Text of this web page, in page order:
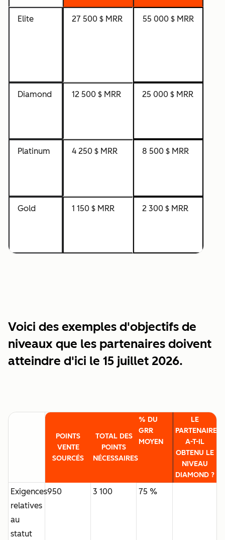
Elite 27 500 $ MRR 55 000 $ MRR
Diamond 12 500 $ MRR 25 000 $ MRR
Platinum 4 250 $ MRR 8 500 $ MRR
Gold 1 150 $ MRR 2 300 $ MRR
Voici des exemples d'objectifs de
niveaux que les partenaires doivent
atteindre d'ici le 15 juillet 2026.
POINTS
VENTE
SOURCÉS
TOTAL DES
POINTS
NÉCESSAIRES
% DU
GRR
MOYEN
LE
PARTENAIRE
A-T-IL
OBTENU LE
NIVEAU
DIAMOND ?
Exigences
relatives
au
statut
950 3 100 75 %